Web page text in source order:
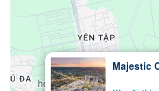
Majestic